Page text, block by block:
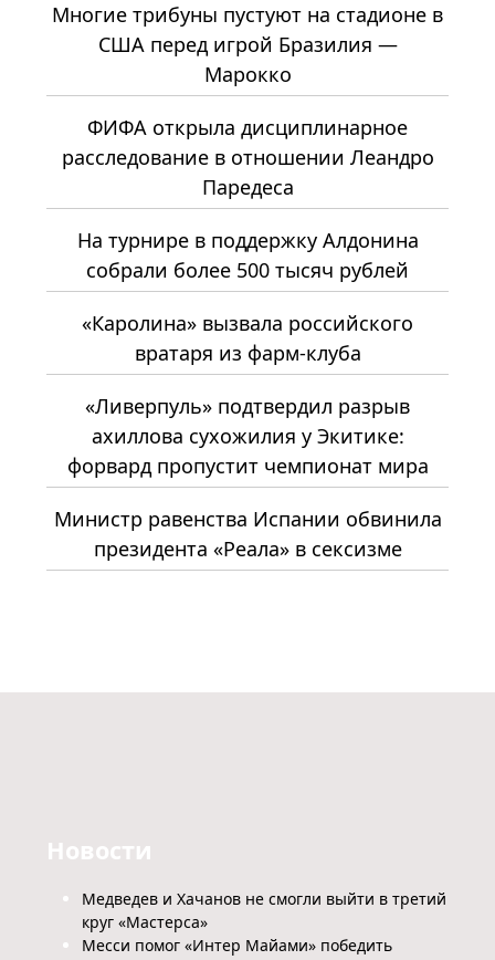
Многие трибуны пустуют на стадионе в
США перед игрой Бразилия —
Марокко
ФИФА открыла дисциплинарное
расследование в отношении Леандро
Паредеса
На турнире в поддержку Алдонина
собрали более 500 тысяч рублей
«Каролина» вызвала российского
вратаря из фарм-клуба
«Ливерпуль» подтвердил разрыв
ахиллова сухожилия у Экитике:
форвард пропустит чемпионат мира
Министр равенства Испании обвинила
президента «Реала» в сексизме
Новости
Медведев и Хачанов не смогли выйти в третий
круг «Мастерса»
Месси помог «Интер Майами» победить